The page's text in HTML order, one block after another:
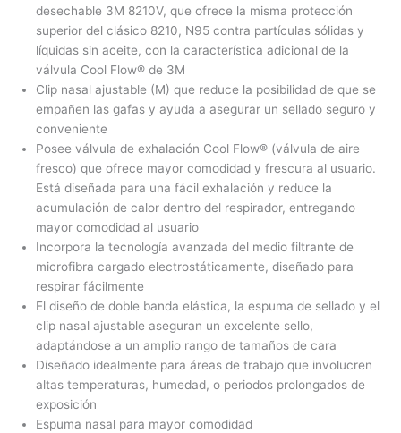
desechable 3M 8210V, que ofrece la misma protección
superior del clásico 8210, N95 contra partículas sólidas y
líquidas sin aceite, con la característica adicional de la
válvula Cool Flow® de 3M
Clip nasal ajustable (M) que reduce la posibilidad de que se
empañen las gafas y ayuda a asegurar un sellado seguro y
conveniente
Posee válvula de exhalación Cool Flow® (válvula de aire
fresco) que ofrece mayor comodidad y frescura al usuario.
Está diseñada para una fácil exhalación y reduce la
acumulación de calor dentro del respirador, entregando
mayor comodidad al usuario
Incorpora la tecnología avanzada del medio filtrante de
microfibra cargado electrostáticamente, diseñado para
respirar fácilmente
El diseño de doble banda elástica, la espuma de sellado y el
clip nasal ajustable aseguran un excelente sello,
adaptándose a un amplio rango de tamaños de cara
Diseñado idealmente para áreas de trabajo que involucren
altas temperaturas, humedad, o periodos prolongados de
exposición
Espuma nasal para mayor comodidad